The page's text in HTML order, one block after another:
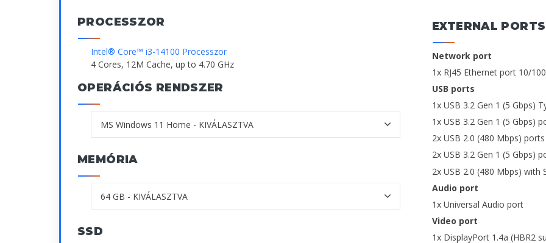
PROCESSZOR
Intel® Core™ i3-14100 Processzor
4 Cores, 12M Cache, up to 4.70 GHz
OPERÁCIÓS RENDSZER
MEMÓRIA
SSD
EXTERNAL PORTS
Network port
1x RJ45 Ethernet port 10/
USB ports
1x USB 3.2 Gen 1 (5 Gbps)
1x USB 3.2 Gen 1 (5 Gbps)
2x USB 2.0 (480 Mbps)
2x USB 3.2 Gen 1 (5 Gbps)
2x USB 2.0 (480 Mbps)
Audio port
1x Universal Audio port
Video port
1x DisplayPort 1.4a (HBR2